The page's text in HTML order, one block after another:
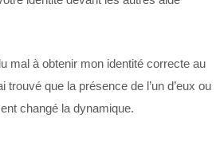
mal à obtenir mon identité correcte au
trouvé que la présence de l’un d’eux ou
changé la dynamique.